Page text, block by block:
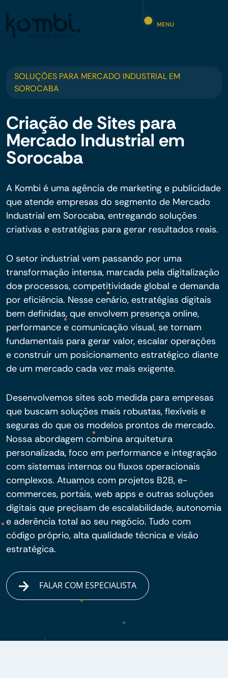
MENU
SOLUÇÕES PARA MERCADO INDUSTRIAL EM
SOROCABA
Criação de Sites para
Mercado Industrial em
Sorocaba
A Kombi é uma agência de marketing e publicidade
que atende empresas do segmento de Mercado
Industrial em Sorocaba, entregando soluções
criativas e estratégias para gerar resultados reais.
O setor industrial vem passando por uma
transformação intensa, marcada pela digitalização
dos processos, competitividade global e demanda
por eficiência. Nesse cenário, estratégias digitais
bem definidas, que envolvem presença online,
performance e comunicação visual, se tornam
fundamentais para gerar valor, escalar operações
e construir um posicionamento estratégico diante
de um mercado cada vez mais exigente.
Desenvolvemos sites sob medida para empresas
que buscam soluções mais robustas, flexíveis e
seguras do que os modelos prontos de mercado.
Nossa abordagem combina arquitetura
personalizada, foco em performance e integração
com sistemas internos ou fluxos operacionais
complexos. Atuamos com projetos B2B, e-
commerces, portais, web apps e outras soluções
digitais que precisam de escalabilidade, autonomia
e aderência total ao seu negócio. Tudo com
código próprio, alta qualidade técnica e visão
estratégica.
FALAR COM ESPECIALISTA